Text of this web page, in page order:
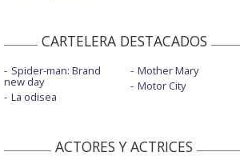
CARTELERA DESTACADOS
Spider-man: Brand
new day
La odisea
Mother Mary
Motor City
ACTORES Y ACTRICES